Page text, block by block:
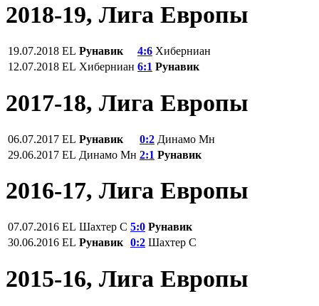
2018-19, Лига Европы
19.07.2018 EL Рунавик 4:6 Хиберниан
12.07.2018 EL Хиберниан 6:1 Рунавик
2017-18, Лига Европы
06.07.2017 EL Рунавик 0:2 Динамо Мн
29.06.2017 EL Динамо Мн 2:1 Рунавик
2016-17, Лига Европы
07.07.2016 EL Шахтер С 5:0 Рунавик
30.06.2016 EL Рунавик 0:2 Шахтер С
2015-16, Лига Европы